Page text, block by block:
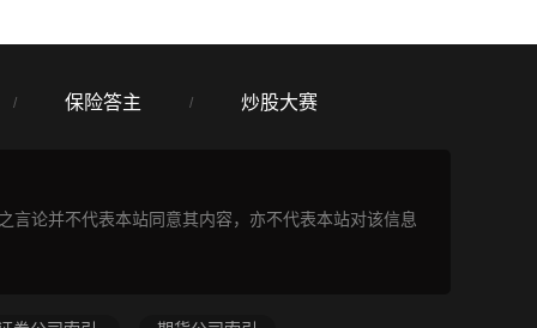
/ 保险答主 / 炒股大赛
言论并不代表本站同意其内容，亦不代表本站对该信息